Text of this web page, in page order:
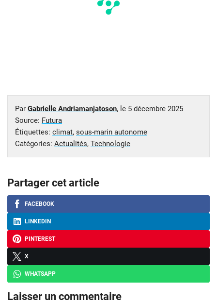
Par Gabrielle Andriamanjatoson, le 5 décembre 2025
Source: Futura
Étiquettes: climat, sous-marin autonome
Catégories: Actualités, Technologie
Partager cet article
FACEBOOK
LINKEDIN
PINTEREST
X
WHATSAPP
Laisser un commentaire